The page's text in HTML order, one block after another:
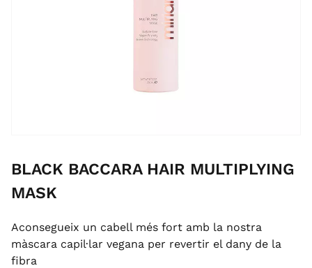
BLACK BACCARA HAIR MULTIPLYING
MASK
Aconsegueix un cabell més fort amb la nostra
màscara capil·lar vegana per revertir el dany de la
fibra